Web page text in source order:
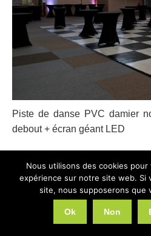
Piste de danse PVC damier
debout + écran géant LED
2026 © Web
Liens
Nous utilisons des cookies pour
expérience sur notre site web. Si
site, nous supposerons que
Ok Non